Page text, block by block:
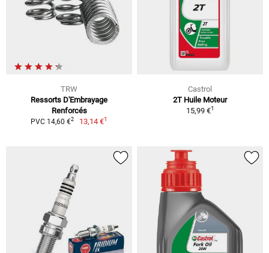
TRW
Ressorts D'Embrayage
Renforcés
PVC 14,60 €2 13,14 €1
Castrol
2T Huile Moteur
15,99 €1